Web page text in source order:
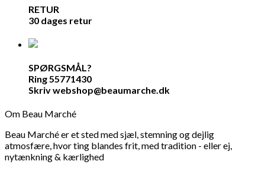
RETUR
30 dages retur
SPØRGSMÅL?
Ring 55771430
Skriv webshop@beaumarche.dk
Om Beau Marché
Beau Marché er et sted med sjæl, stemning og dejlig
atmosfære, hvor ting blandes frit, med tradition - eller ej,
nytænkning & kærlighed